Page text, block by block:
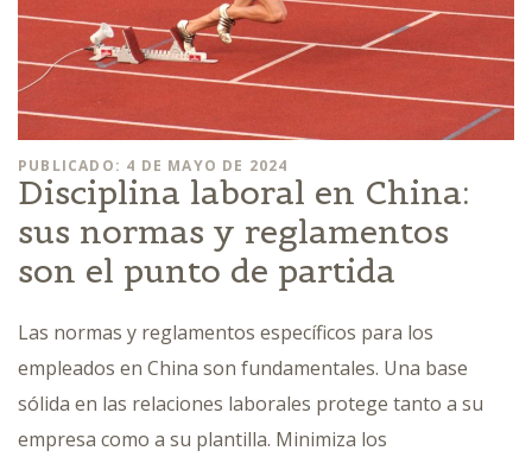
PUBLICADO: 4 DE MAYO DE 2024
Disciplina laboral en China:
sus normas y reglamentos
son el punto de partida
Las normas y reglamentos específicos para los
empleados en China son fundamentales. Una base
sólida en las relaciones laborales protege tanto a su
empresa como a su plantilla. Minimiza los